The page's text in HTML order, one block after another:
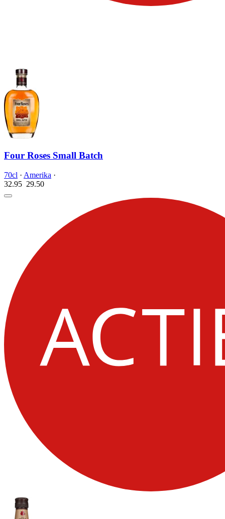
Four Roses Small Batch
70cl · Amerika ·
32.95 29.50